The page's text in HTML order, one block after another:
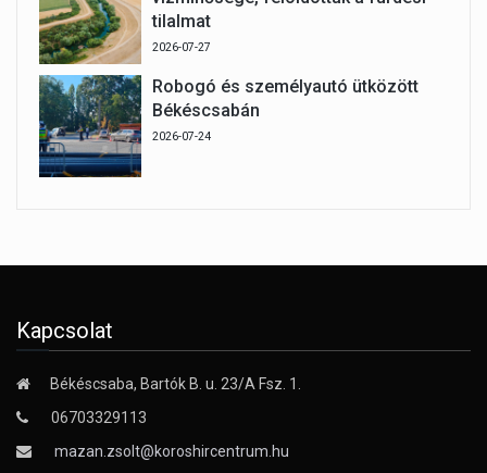
tilalmat
2026-07-27
Robogó és személyautó ütközött
Békéscsabán
2026-07-24
Kapcsolat
Békéscsaba, Bartók B. u. 23/A Fsz. 1.
06703329113
mazan.zsolt@koroshircentrum.hu